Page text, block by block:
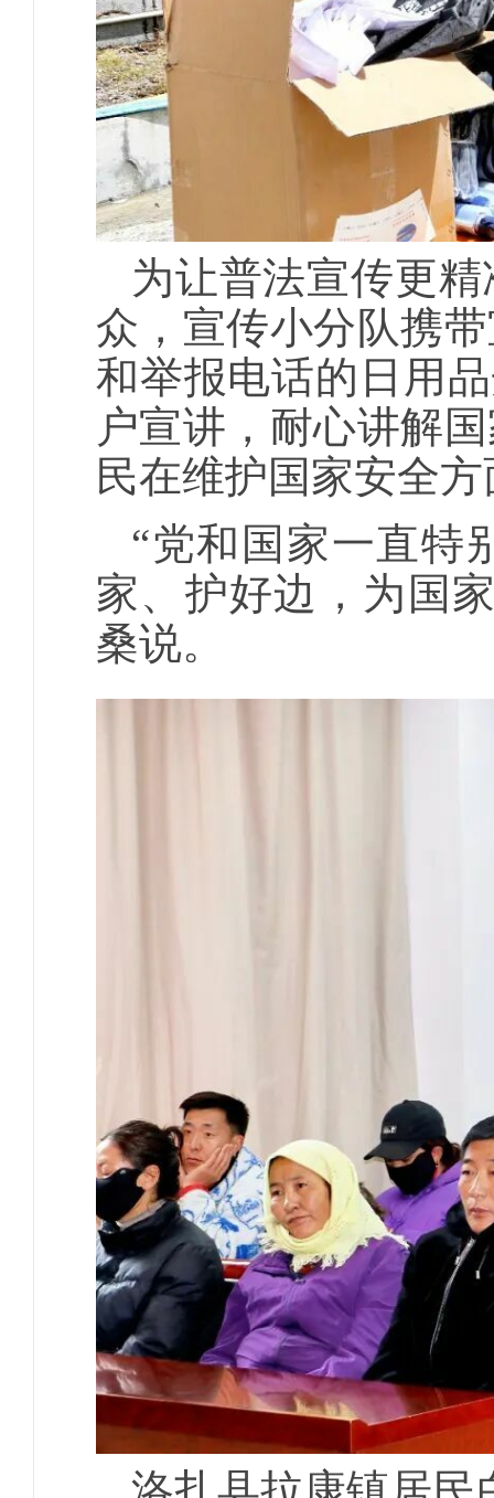
为让普法宣传更
众，宣传小分队携
和举报电话的日用
户宣讲，耐心讲解
民在维护国家安全
“党和国家一直特
家、护好边，为国
桑说。